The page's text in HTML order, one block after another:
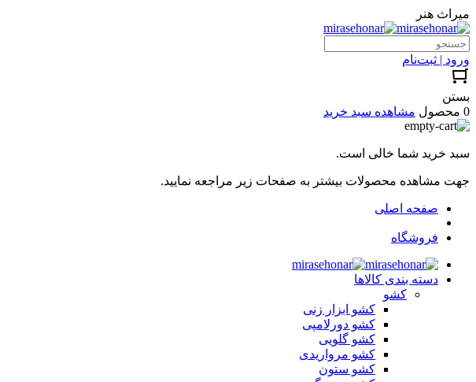
میراث هنر
ورود | ثبت‌نام
بستن
0 محصول
مشاهده سبد خرید
سبد خرید شما خالی است.
جهت مشاهده محصولات بیشتر به صفحات زیر مراجعه نمایید.
صفحه اصلی
فروشگاه
دسته بندی کالاها
کشو
کشو ابزار زنی
کشو دورلامپی
کشو گلویی
کشو مرواریدی
کشو ستون